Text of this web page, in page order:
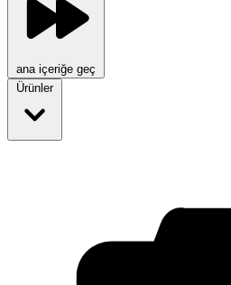
ana içeriğe geç
Ürünler